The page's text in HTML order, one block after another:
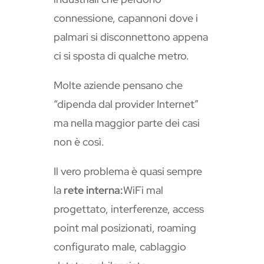
connessione, capannoni dove i
palmari si disconnettono appena
ci si sposta di qualche metro.
Molte aziende pensano che
“dipenda dal provider Internet”
ma nella maggior parte dei casi
non è così.
Il vero problema è quasi sempre
la rete interna:WiFi mal
progettato, interferenze, access
point mal posizionati, roaming
configurato male, cablaggio